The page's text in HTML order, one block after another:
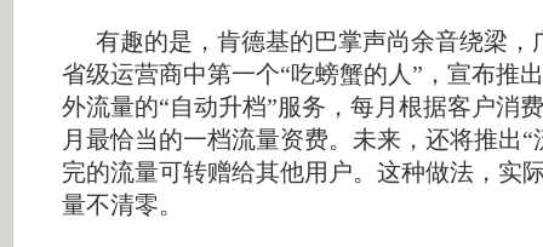
有趣的是，肯德基的巴掌声尚余音绕梁，
省级运营商中第一个“吃螃蟹的人”，宣布推
外流量的“自动升档”服务，每月根据客户消
月最恰当的一档流量资费。未来，还将推出
完的流量可转赠给其他用户。这种做法，实
量不清零。